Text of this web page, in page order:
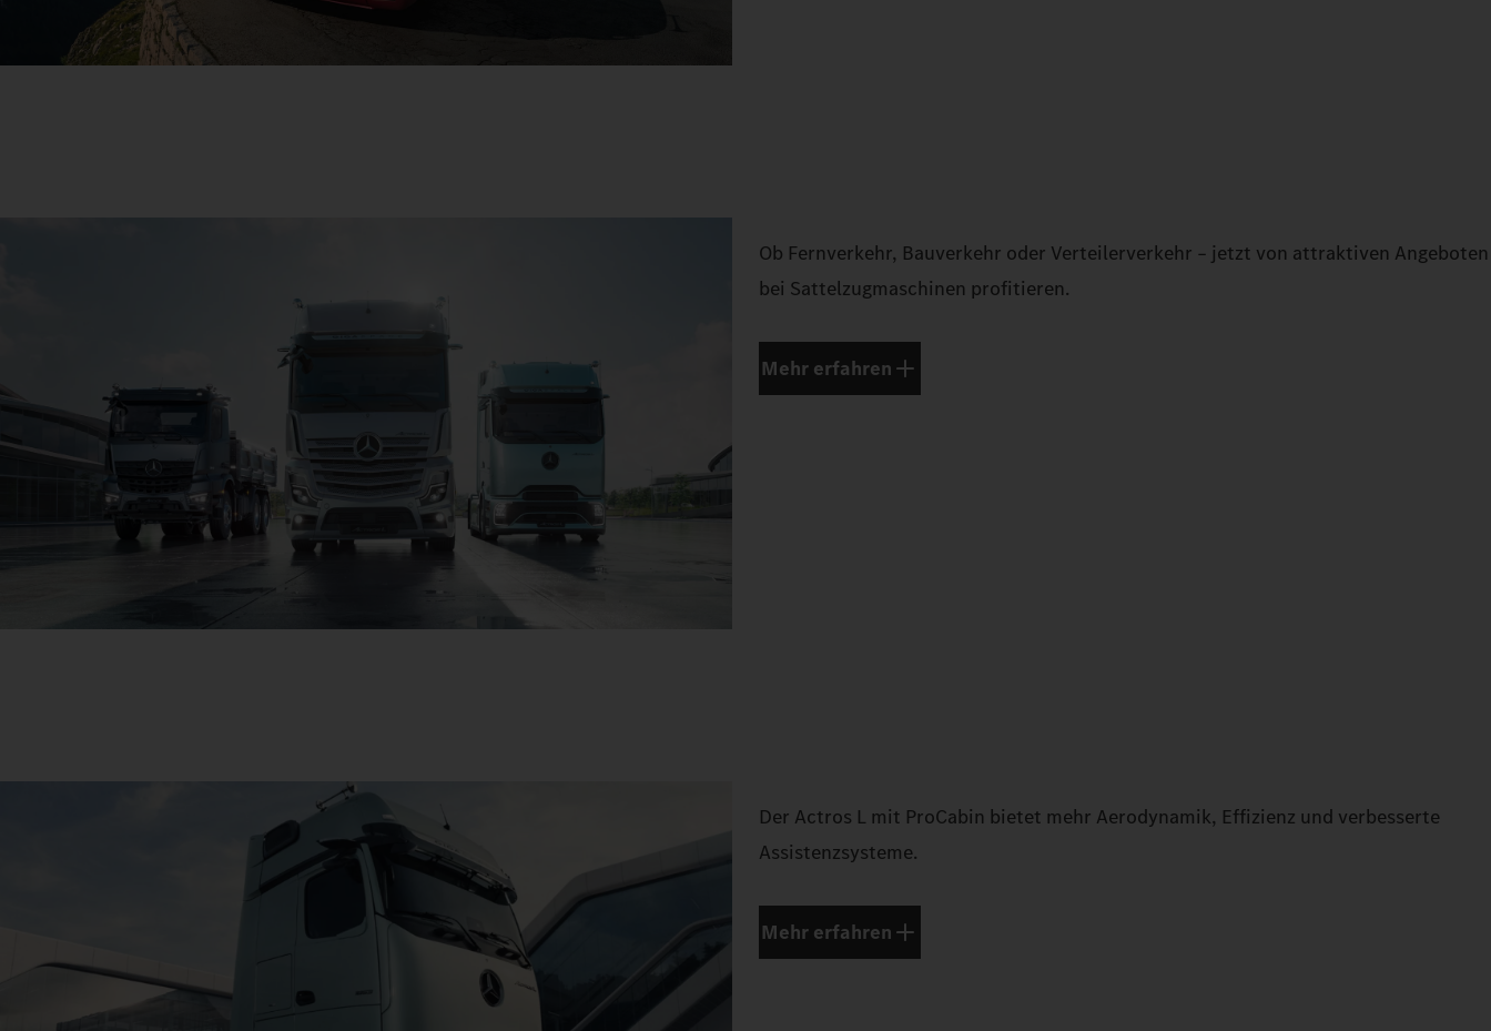
Ob Fernverkehr, Bauverkehr oder Verteilerverkehr – jetzt von attraktiven Angeboten
bei Sattelzugmaschinen profitieren.
Mehr erfahren
Der Actros L mit ProCabin bietet mehr Aerodynamik, Effizienz und verbesserte
Assistenzsysteme.
Mehr erfahren